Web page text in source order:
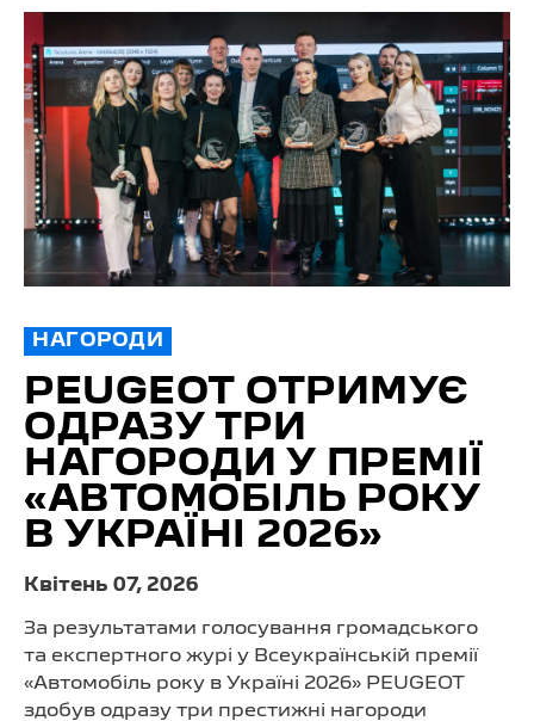
НАГОРОДИ
PEUGEOT ОТРИМУЄ
ОДРАЗУ ТРИ
НАГОРОДИ У ПРЕМІЇ
«АВТОМОБІЛЬ РОКУ
В УКРАЇНІ 2026»
Квітень 07, 2026
За результатами голосування громадського
та експертного журі у Всеукраїнській премії
«Автомобіль року в Україні 2026» PEUGEOT
здобув одразу три престижні нагороди